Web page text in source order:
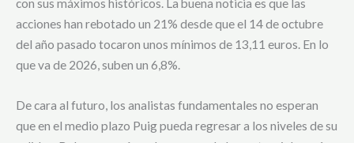
con sus máximos históricos. La buena noticia es que las
acciones han rebotado un 21% desde que el 14 de octubre
del año pasado tocaron unos mínimos de 13,11 euros. En lo
que va de 2026, suben un 6,8%.
De cara al futuro, los analistas fundamentales no esperan
que en el medio plazo Puig pueda regresar a los niveles de su